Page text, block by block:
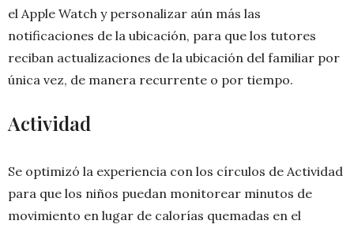
el Apple Watch y personalizar aún más las
notificaciones de la ubicación, para que los tutores
reciban actualizaciones de la ubicación del familiar por
única vez, de manera recurrente o por tiempo.
Actividad
Se optimizó la experiencia con los círculos de Actividad
para que los niños puedan monitorear minutos de
movimiento en lugar de calorías quemadas en el